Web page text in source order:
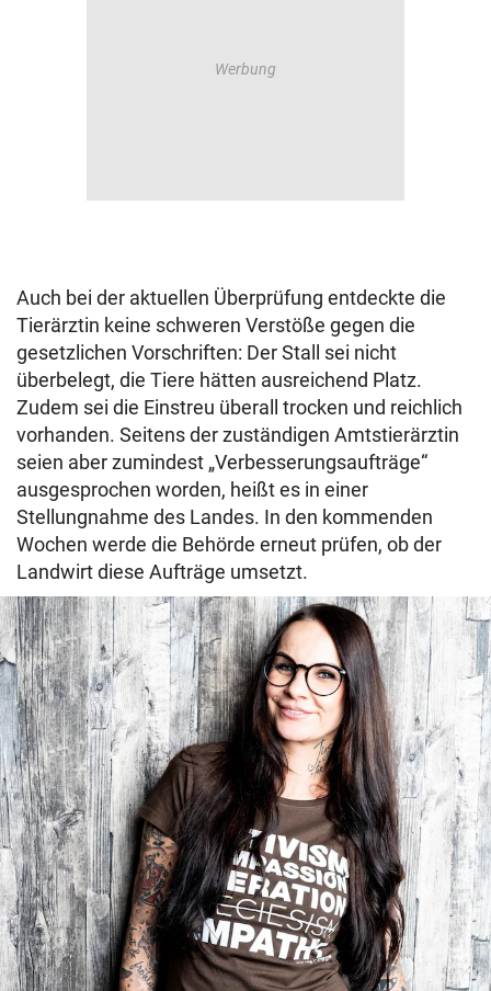
Auch bei der aktuellen Überprüfung entdeckte die
Tierärztin keine schweren Verstöße gegen die
gesetzlichen Vorschriften: Der Stall sei nicht
überbelegt, die Tiere hätten ausreichend Platz.
Zudem sei die Einstreu überall trocken und reichlich
vorhanden. Seitens der zuständigen Amtstierärztin
seien aber zumindest „Verbesserungsaufträge“
ausgesprochen worden, heißt es in einer
Stellungnahme des Landes. In den kommenden
Wochen werde die Behörde erneut prüfen, ob der
Landwirt diese Aufträge umsetzt.